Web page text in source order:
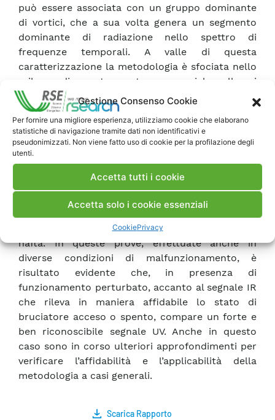
Gestione Consenso Cookie
Per fornire una migliore esperienza, utilizziamo cookie che elaborano
statistiche di navigazione tramite dati non identificativi e
pseudonimizzati. Non viene fatto uso di cookie per la profilazione degli
utenti.
Accetta tutti i cookie
Accetta solo i cookie essenziali
CookiePrivacy
può essere associata con un gruppo dominante
di vortici, che a sua volta genera un segmento
dominante di radiazione nello spettro di
frequenze temporali. A valle di questa
caratterizzazione la metodologia è sfociata nello
sviluppo di uno strumento commerciale, sulle cui
caratteristiche di sensibilità e affidabilità sono in
corso ulteriori approfondimenti. La seconda
metodologia individuata è basata sulla misura
contemporanea dell’emissione ultravioletta e
infrarossa della fiamma. Su questa metodologia
relativi a prove effettuate mediante due rivelatori
di fiamma commerciali (già dotati in uscita dei
e IR) sulla caldaia di una centrale alimentata a
nafta. In queste prove, effettuate anche in
diverse condizioni di malfunzionamento, è
risultato evidente che, in presenza di
funzionamento perturbato, accanto al segnale IR
che rileva in maniera affidabile lo stato di
bruciatore acceso o spento, compare un forte e
ben riconoscibile segnale UV. Anche in questo
caso sono in corso ulteriori approfondimenti per
verificare l’affidabilità e l’applicabilità della
metodologia a casi generali.
Scarica Rapporto